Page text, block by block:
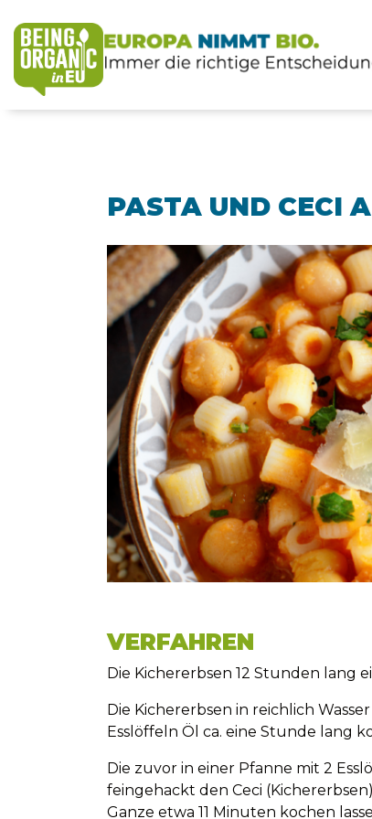
PASTA UND CECI
VERFAHREN
Die Kichererbsen 12 Stunden lang
Die Kichererbsen in reichlich
Esslöffeln Öl ca. eine Stunde lang
Die zuvor in einer Pfanne mit 2
feingehackt den Ceci
Ganze etwa 11 Minuten kochen